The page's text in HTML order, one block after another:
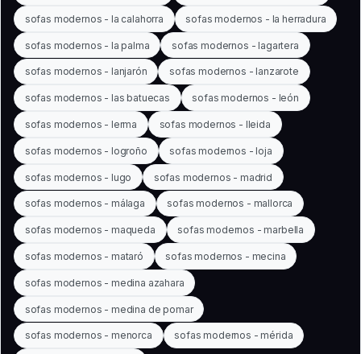
sofas modernos - la calahorra sofas modernos - la herradura
sofas modernos - la palma sofas modernos - lagartera
sofas modernos - lanjarón sofas modernos - lanzarote
sofas modernos - las batuecas sofas modernos - león
sofas modernos - lerma sofas modernos - lleida
sofas modernos - logroño sofas modernos - loja
sofas modernos - lugo sofas modernos - madrid
sofas modernos - málaga sofas modernos - mallorca
sofas modernos - maqueda sofas modernos - marbella
sofas modernos - mataró sofas modernos - mecina
sofas modernos - medina azahara
sofas modernos - medina de pomar
sofas modernos - menorca sofas modernos - mérida